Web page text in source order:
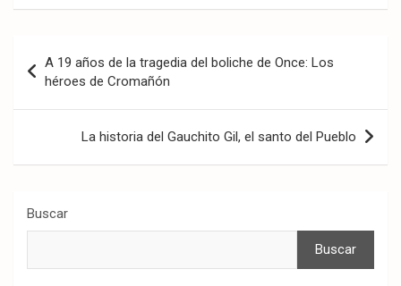
de
entradas
A 19 años de la tragedia del boliche de Once: Los
héroes de Cromañón
La historia del Gauchito Gil, el santo del Pueblo
Buscar
Buscar